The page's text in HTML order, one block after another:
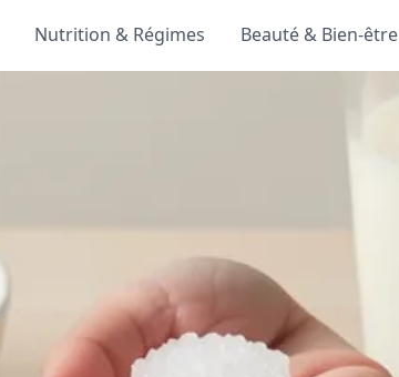
Nutrition & Régimes Beauté & Bien-être